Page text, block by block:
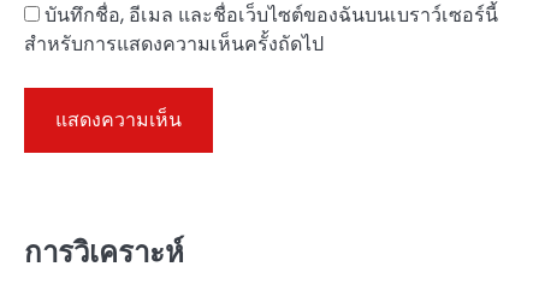
บันทึกชื่อ, อีเมล และชื่อเว็บไซต์ของฉันบนเบราว์เซอร์นี้
สำหรับการแสดงความเห็นครั้งถัดไป
การวิเคราะห์